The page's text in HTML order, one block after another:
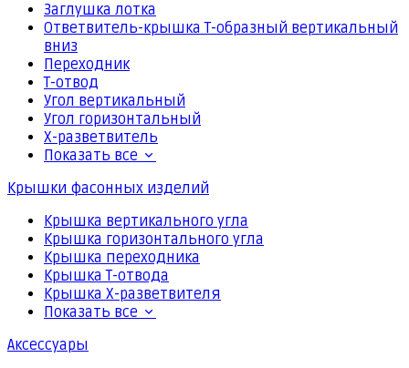
Заглушка лотка
Ответвитель-крышка Т-образный вертикальный
вниз
Переходник
Т-отвод
Угол вертикальный
Угол горизонтальный
Х-разветвитель
Показать все
Крышки фасонных изделий
Крышка вертикального угла
Крышка горизонтального угла
Крышка переходника
Крышка Т-отвода
Крышка Х-разветвителя
Показать все
Аксессуары